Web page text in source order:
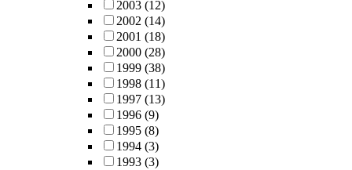
2003 (12)
2002 (14)
2001 (18)
2000 (28)
1999 (38)
1998 (11)
1997 (13)
1996 (9)
1995 (8)
1994 (3)
1993 (3)